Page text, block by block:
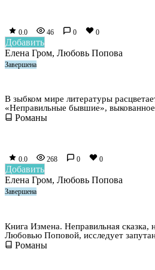
0.0 46 0 0
Добавить
Елена Гром, Любовь Попова
Завершена
В зыбком мире литературы
«Неправильные бывшие»,
Романы
0.0 268 0 0
Добавить
Елена Гром, Любовь Попова
Завершена
Книга Измена. Неправильная сказка,
Любовью Поповой, исследует
Романы